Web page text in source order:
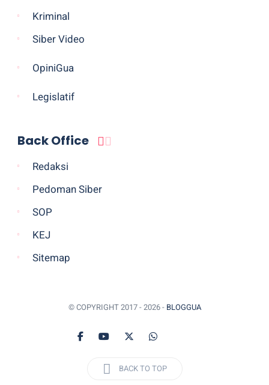
Kriminal
Siber Video
OpiniGua
Legislatif
Back Office
Redaksi
Pedoman Siber
SOP
KEJ
Sitemap
© COPYRIGHT 2017 - 2026 - BLOGGUA
BACK TO TOP